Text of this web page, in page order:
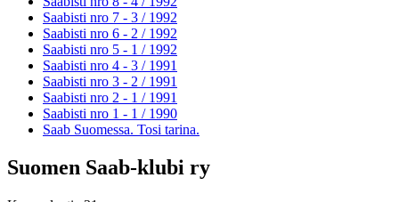
Saabisti nro 7 - 3 / 1992
Saabisti nro 6 - 2 / 1992
Saabisti nro 5 - 1 / 1992
Saabisti nro 4 - 3 / 1991
Saabisti nro 3 - 2 / 1991
Saabisti nro 2 - 1 / 1991
Saabisti nro 1 - 1 / 1990
Saab Suomessa. Tosi tarina.
Suomen Saab-klubi ry